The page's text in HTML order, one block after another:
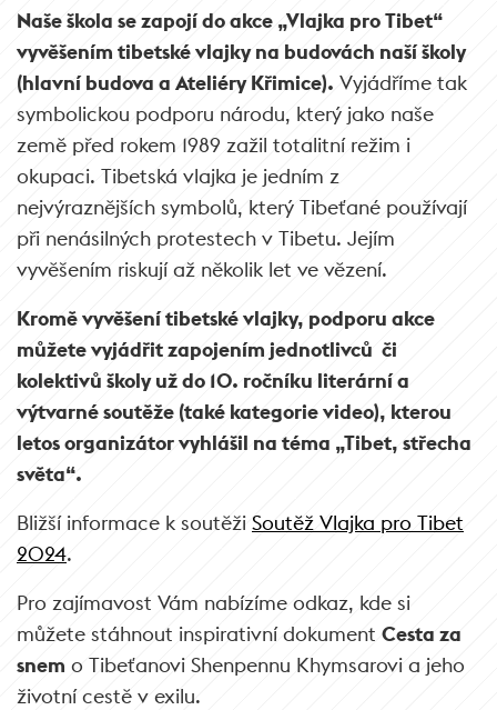
Naše škola se zapojí do akce „Vlajka pro Tibet“
vyvěšením tibetské vlajky na budovách naší školy
(hlavní budova a Ateliéry Křimice). Vyjádříme tak
symbolickou podporu národu, který jako naše
země před rokem 1989 zažil totalitní režim i
okupaci. Tibetská vlajka je jedním z
nejvýraznějších symbolů, který Tibeťané používají
při nenásilných protestech v Tibetu. Jejím
vyvěšením riskují až několik let ve vězení.
Kromě vyvěšení tibetské vlajky, podporu akce
můžete vyjádřit zapojením jednotlivců či
kolektivů školy už do 10. ročníku literární a
výtvarné soutěže (také kategorie video), kterou
letos organizátor vyhlášil na téma „Tibet, střecha
světa“.
Bližší informace k soutěži Soutěž Vlajka pro Tibet
2024.
Pro zajímavost Vám nabízíme odkaz, kde si
můžete stáhnout inspirativní dokument Cesta za
snem o Tibeťanovi Shenpennu Khymsarovi a jeho
životní cestě v exilu.